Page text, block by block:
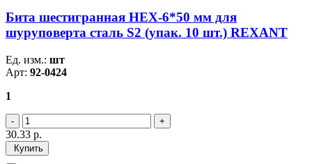
Бита шестигранная HEX-6*50 мм для
шуруповерта сталь S2 (упак. 10 шт.) REXANT
Ед. изм.: шт
Арт: 92-0424
1
30.33 р.
Купить